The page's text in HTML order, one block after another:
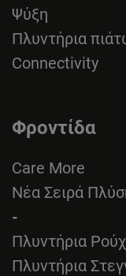
Ψύξη
Πλυντήρια
Connectivity
Φροντίδα
Care More
Νέα Σειρά
-
Πλυντήρια
Πλυντήρια